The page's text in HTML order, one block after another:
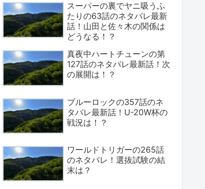
スーパーの裏でヤニ吸うふ
たりの63話のネタバレ最新
話！山田と佐々木の関係は
どうなる！？
真夜中ハートチューンの第
127話のネタバレ最新話！次
の展開は！？
ブルーロックの357話のネ
タバレ最新話！U-20W杯の
戦況は！？
ワールドトリガーの265話
のネタバレ！選抜試験の結
末は？